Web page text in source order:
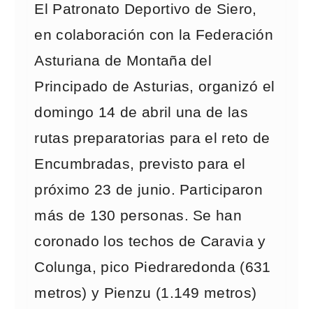
El Patronato Deportivo de Siero,
en colaboración con la Federación
Asturiana de Montaña del
Principado de Asturias, organizó el
domingo 14 de abril una de las
rutas preparatorias para el reto de
Encumbradas, previsto para el
próximo 23 de junio. Participaron
más de 130 personas. Se han
coronado los techos de Caravia y
Colunga, pico Piedraredonda (631
metros) y Pienzu (1.149 metros)